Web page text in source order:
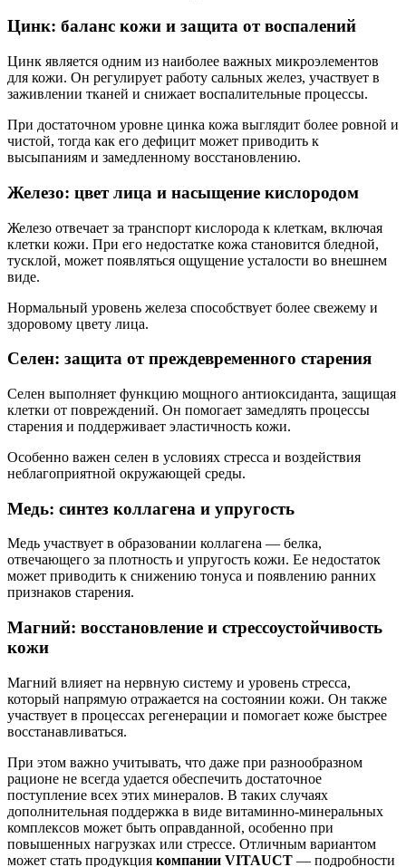
Цинк: баланс кожи и защита от воспалений
Цинк является одним из наиболее важных микроэлементов
для кожи. Он регулирует работу сальных желез, участвует в
заживлении тканей и снижает воспалительные процессы.
При достаточном уровне цинка кожа выглядит более ровной и
чистой, тогда как его дефицит может приводить к
высыпаниям и замедленному восстановлению.
Железо: цвет лица и насыщение кислородом
Железо отвечает за транспорт кислорода к клеткам, включая
клетки кожи. При его недостатке кожа становится бледной,
тусклой, может появляться ощущение усталости во внешнем
виде.
Нормальный уровень железа способствует более свежему и
здоровому цвету лица.
Селен: защита от преждевременного старения
Селен выполняет функцию мощного антиоксиданта, защищая
клетки от повреждений. Он помогает замедлять процессы
старения и поддерживает эластичность кожи.
Особенно важен селен в условиях стресса и воздействия
неблагоприятной окружающей среды.
Медь: синтез коллагена и упругость
Медь участвует в образовании коллагена — белка,
отвечающего за плотность и упругость кожи. Ее недостаток
может приводить к снижению тонуса и появлению ранних
признаков старения.
Магний: восстановление и стрессоустойчивость
кожи
Магний влияет на нервную систему и уровень стресса,
который напрямую отражается на состоянии кожи. Он также
участвует в процессах регенерации и помогает коже быстрее
восстанавливаться.
При этом важно учитывать, что даже при разнообразном
рационе не всегда удается обеспечить достаточное
поступление всех этих минералов. В таких случаях
дополнительная поддержка в виде витаминно-минеральных
комплексов может быть оправданной, особенно при
повышенных нагрузках или стрессе. Отличным вариантом
может стать продукция компании VITAUCT — подробности